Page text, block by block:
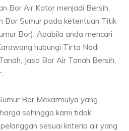
Bor Air Kotor menjadi Bersih,
Bor Sumur pada ketentuan Titik
Bor), Apabila anda mencari
hubungi Tirta Nadi
Jasa Bor Air Tanah Bersih,
Bor Mekarmulya yang
sehingga kami tidak
sesuai kriteria air yang